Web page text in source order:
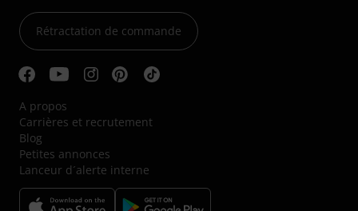
Rétractation de commande
A propos
Carrières et recrutement
Blog
Petites annonces
Lanceur d´alerte interne